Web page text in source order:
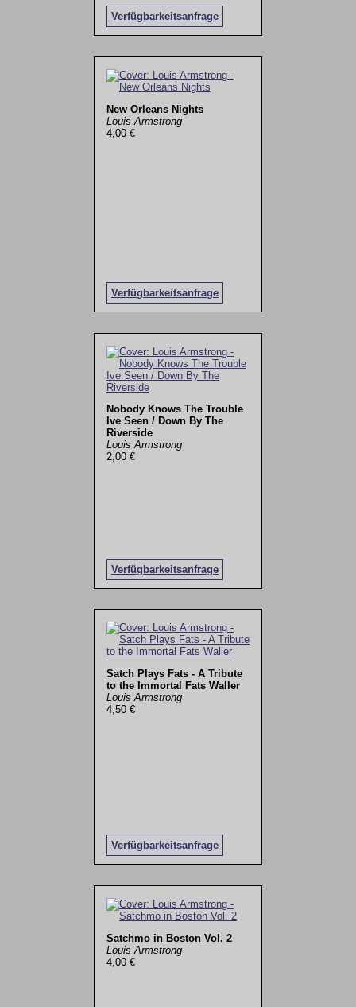
Verfügbarkeitsanfrage
New Orleans Nights
Louis Armstrong
4,00 €
Verfügbarkeitsanfrage
Nobody Knows The Trouble
Ive Seen / Down By The
Riverside
Louis Armstrong
2,00 €
Verfügbarkeitsanfrage
Satch Plays Fats - A Tribute
to the Immortal Fats Waller
Louis Armstrong
4,50 €
Verfügbarkeitsanfrage
Satchmo in Boston Vol. 2
Louis Armstrong
4,00 €